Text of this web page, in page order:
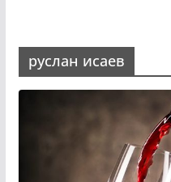
руслан исаев